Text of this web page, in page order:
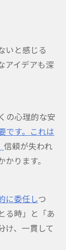
いと感じる
アイデアも深
の心理的な安
です。これは
信頼が失われ
ります。
に委任しつ
る時」と「あ
け、一貫して